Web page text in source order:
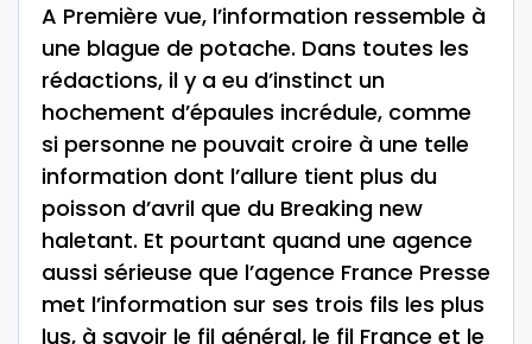
A Première vue, l’information ressemble à
une blague de potache. Dans toutes les
rédactions, il y a eu d’instinct un
hochement d’épaules incrédule, comme
si personne ne pouvait croire à une telle
information dont l’allure tient plus du
poisson d’avril que du Breaking new
haletant. Et pourtant quand une agence
aussi sérieuse que l’agence France Presse
met l’information sur ses trois fils les plus
lus, à savoir le fil général, le fil France et le